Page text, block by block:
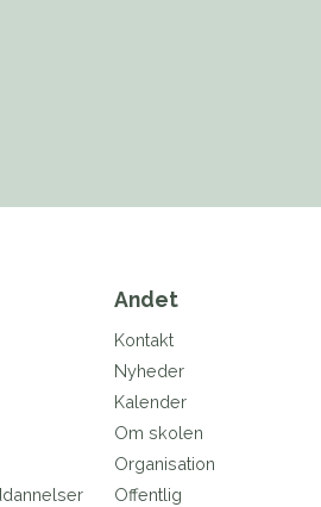
Andet
Kontakt
Nyheder
Kalender
Om skolen
Organisation
Offentlig